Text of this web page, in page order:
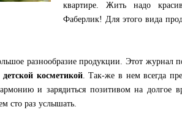
квартире. Жить надо
Фаберлик! Для этого вида
разнообразие продукции. Этот журнал
детской косметикой. Так-же в нем всегда
и зарядиться позитивом на долгое
сто раз услышать.